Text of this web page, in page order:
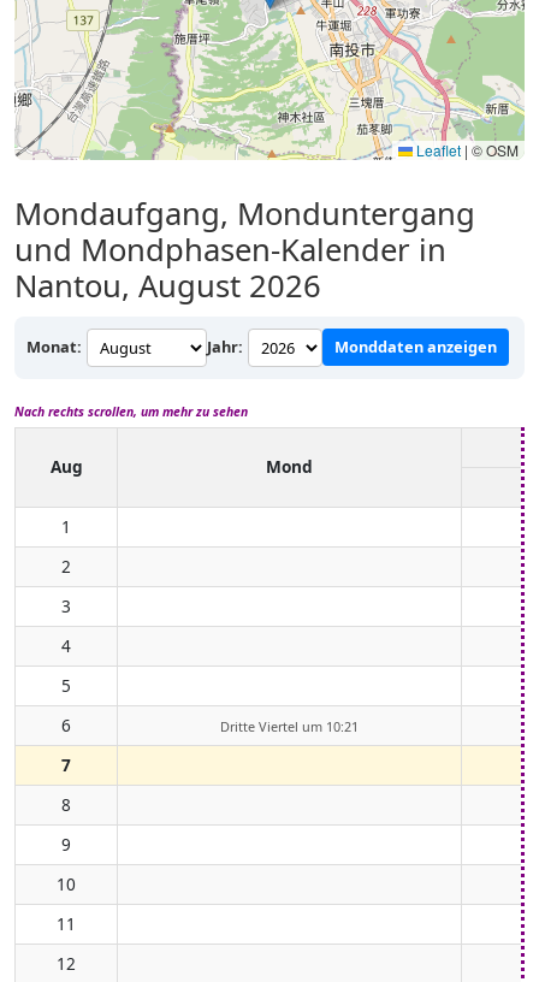
Leaflet | © OSM
Mondaufgang, Monduntergang
und Mondphasen-Kalender in
Nantou, August 2026
Monat: Jahr: Monddaten anzeigen
Nach rechts scrollen, um mehr zu sehen
Aug Mond
1
2
3
4
5
6
Dritte Viertel um 10:21
7
8
9
10
11
12